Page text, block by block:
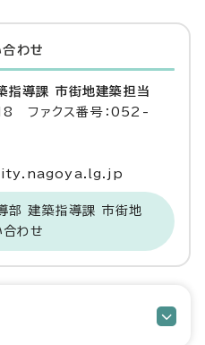
合わせ
指導課 市街地建築担当
ファクス番号：052-
部 建築指導課 市街地
わせ